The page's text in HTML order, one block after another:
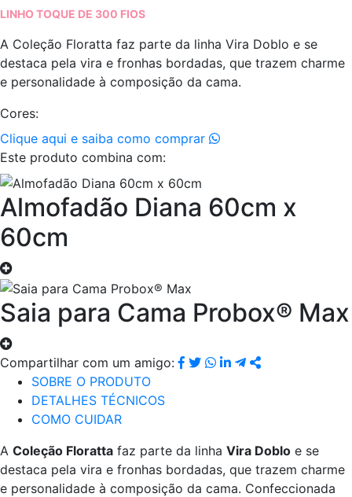
LINHO TOQUE DE 300 FIOS
A Coleção Floratta faz parte da linha Vira Doblo e se
destaca pela vira e fronhas bordadas, que trazem charme
e personalidade à composição da cama.
Cores:
Clique aqui e saiba como comprar
Este produto combina com:
Almofadão Diana 60cm x
60cm
Saia para Cama Probox® Max
Compartilhar com um amigo:
SOBRE O PRODUTO
DETALHES TÉCNICOS
COMO CUIDAR
A Coleção Floratta faz parte da linha Vira Doblo e se
destaca pela vira e fronhas bordadas, que trazem charme
e personalidade à composição da cama. Confeccionada